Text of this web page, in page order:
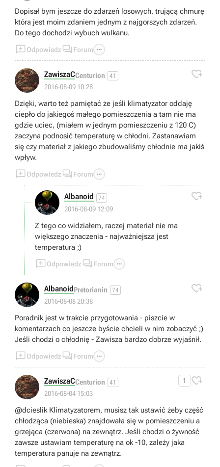
Dopisał bym jeszcze do zdarzeń losowych, trującą chmurę
która jest moim zdaniem jednym z najgorszych zdarzeń.
Do tego dochodzi wybuch wulkanu.
Odpowiedz  Forum 
ZawiszaCCenturion 41
2016-08-09 10:28

Dzięki, warto też pamiętać że jeśli klimatyzator oddaję
ciepło do jakiegoś małego pomieszczenia a tam nie ma
gdzie uciec, (miałem w jednym pomieszczeniu z 120 C)
zaczyna podnosić temperaturę w chłodni. Zastanawiam
się czy materiał z jakiego zbudowaliśmy chłodnie ma jakiś
wpływ.
Odpowiedz  Forum 
Albanoid 74
2016-08-09 12:09

Z tego co widziałem, raczej materiał nie ma
większego znaczenia - najważniejsza jest
temperatura ;)
Odpowiedz  Forum 
Albanoid Pretorianin 74
2016-08-08 20:38

Poradnik jest w trakcie przygotowania - piszcie w
komentarzach co jeszcze byście chcieli w nim zobaczyć ;)
Jeśli chodzi o chłodnię - Zawisza bardzo dobrze wyjaśnił.
Odpowiedz  Forum 
ZawiszaCCenturion 41
2016-08-04 15:03
1 
@dcieslik Klimatyzatorem, musisz tak ustawić żeby część
chłodząca (niebieska) znajdowała się w pomieszczeniu a
grzejąca (czerwona) na zewnątrz. Jeśli chodzi o żywność
zawsze ustawiam temperaturę na ok -10, zależy jaka
temperatura panuje na zewnątrz.